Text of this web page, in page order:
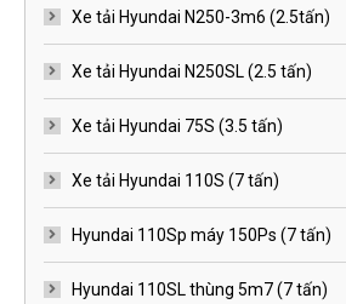
Xe tải Hyundai N250-3m6 (2.5tấn)
Xe tải Hyundai N250SL (2.5 tấn)
Xe tải Hyundai 75S (3.5 tấn)
Xe tải Hyundai 110S (7 tấn)
Hyundai 110Sp máy 150Ps (7 tấn)
Hyundai 110SL thùng 5m7 (7 tấn)